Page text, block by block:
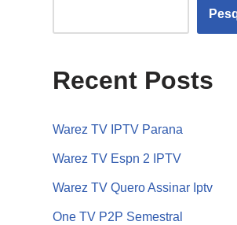
Recent Posts
Warez TV IPTV Parana
Warez TV Espn 2 IPTV
Warez TV Quero Assinar Iptv
One TV P2P Semestral